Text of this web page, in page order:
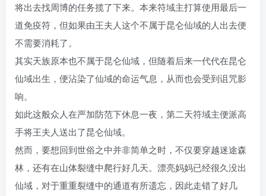
将出去找周博的任务揽了下来。本来符域主打算使用最后一
道免疫符，但如果由王夫人这个不属于昆仑仙域的人出去便
不需要消耗了。
其实天族原本也不属于昆仑仙域，但随着后来一代代在昆仑
仙域出生，便沾染了仙域的命运气息，从而也会受到诅咒影
响。
如此这般众人在严加防范下休息一夜，第二天符域主便派高
手将王夫人送出了昆仑仙域。
然而，要想回到世俗之中并非简单之时，不仅要穿越迷途森
林，还有在山体裂缝中爬行好几天。漂亮妈妈已经很久没出
仙域，对于重重裂缝中的通道有所遗忘，因此走错了好几